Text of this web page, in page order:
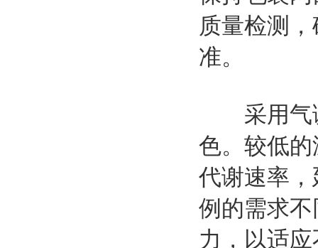
质量检测
准。
采用气调
色。较低
代谢速率
例的需求
力，以适